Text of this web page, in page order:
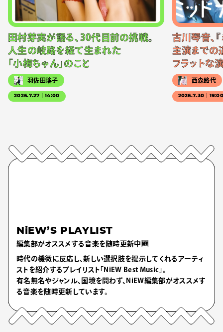
田村芽実が語る、30代目前の挑戦。
人生の岐路を経て生まれた
「小梅ちゃん」のこと
羽佐田瑤子
2026.7.27｜14:00
古川琴音、
主演までの
フラットな
西森路代
2026.7.30｜
NiEW’S PLAYLIST
編集部がオススメする音楽を随時更新中🆕
時代の機微に反応し、新しい選択肢を提示してくれるアーティ
ストを紹介するプレイリスト「NiEW Best Music」。
有名無名やジャンル、国境を問わず、NiEW編集部がオススメす
る音楽を随時更新しています。